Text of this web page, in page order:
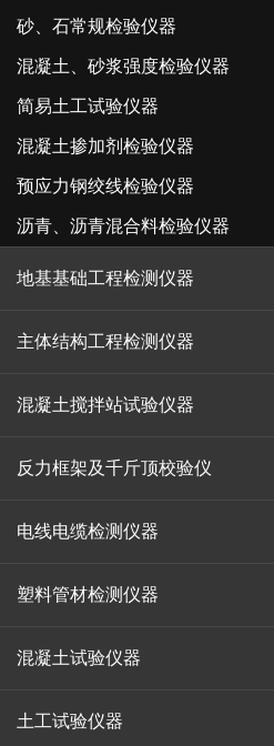
砂、石常规检验仪器
混凝土、砂浆强度检验仪器
简易土工试验仪器
混凝土掺加剂检验仪器
预应力钢绞线检验仪器
沥青、沥青混合料检验仪器
地基基础工程检测仪器
主体结构工程检测仪器
混凝土搅拌站试验仪器
反力框架及千斤顶校验仪
电线电缆检测仪器
塑料管材检测仪器
混凝土试验仪器
土工试验仪器